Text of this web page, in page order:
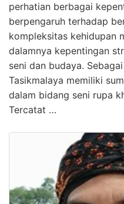
perhatian berbagai
berpengaruh terhadap
kompleksitas kehidupan
dalamnya kepentingan
seni dan budaya.
Tasikmalaya memiliki
dalam bidang seni rupa
Tercatat …